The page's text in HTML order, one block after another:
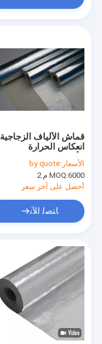
قماش الألياف الزجاجية
انعكاس الحرارة
الألومنيوم
الأسعار:by quote
MOQ:6000 م 2
أحصل على آخر سعر
ﺎﺘﺼﻟ ﺍﻶﻧ